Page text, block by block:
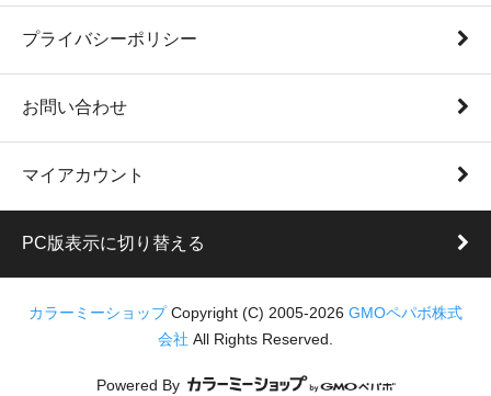
プライバシーポリシー
お問い合わせ
マイアカウント
PC版表示に切り替える
カラーミーショップ Copyright (C) 2005-2026 GMOペパボ株式
会社 All Rights Reserved.
Powered By